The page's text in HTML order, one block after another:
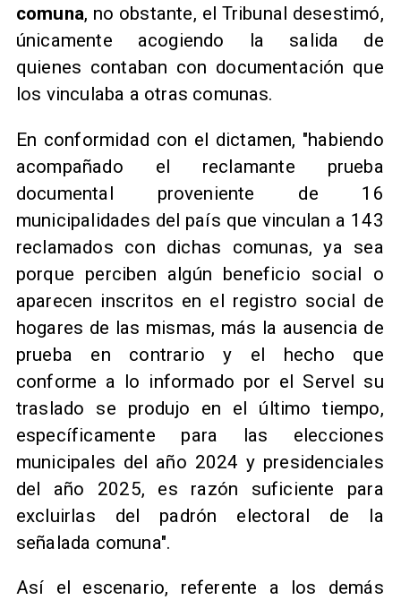
comuna, no obstante, el Tribunal desestimó,
únicamente acogiendo la salida de
quienes contaban con documentación que
los vinculaba a otras comunas.
En conformidad con el dictamen, "habiendo
acompañado el reclamante prueba
documental proveniente de 16
municipalidades del país que vinculan a 143
reclamados con dichas comunas, ya sea
porque perciben algún beneficio social o
aparecen inscritos en el registro social de
hogares de las mismas, más la ausencia de
prueba en contrario y el hecho que
conforme a lo informado por el Servel su
traslado se produjo en el último tiempo,
específicamente para las elecciones
municipales del año 2024 y presidenciales
del año 2025, es razón suficiente para
excluirlas del padrón electoral de la
señalada comuna".
Así el escenario, referente a los demás